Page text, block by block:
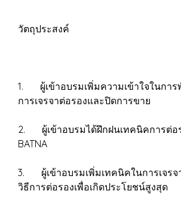
วัตถุประสงค์
1. ผู้เข้าอบรมเพิ่มความเข้าใจในกา
การเจรจาต่อรองและปิดการขาย
2. ผู้เข้าอบรมได้ฝึกฝนเทคนิคการต่อ
BATNA
3. ผู้เข้าอบรมเพิ่มเทคนิคในการเจรจ
วิธีการต่อรองเพื่อเกิดประโยชน์สูงสุด